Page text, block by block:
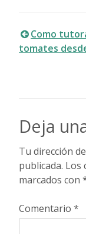
Como
tomates
Deja
Tu dirección
publicada. Los
marcados con
Comentario *